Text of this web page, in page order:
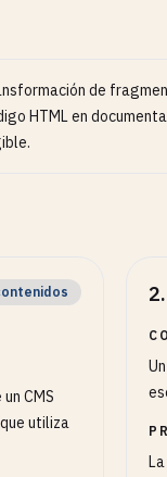
de
HTML en
CMS
utiliza
2.